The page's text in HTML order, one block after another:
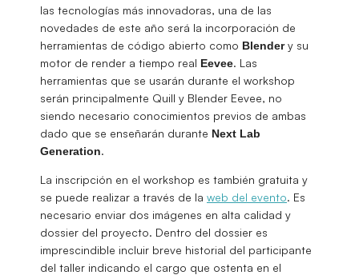
las tecnologías más innovadoras, una de las
novedades de este año será la incorporación de
herramientas de código abierto como Blendery su
motor de render a tiempo real Eevee. Las
herramientas que se usarán durante el workshop
serán principalmente Quill y Blender Eevee, no
siendo necesario conocimientos previos de ambas
dado que se enseñarán durante Next Lab
Generation.
La inscripción en el workshop es también gratuita y
se puede realizar a través de la web del evento. Es
necesario enviar dos imágenes en alta calidad y
dossier del proyecto. Dentro del dossier es
imprescindible incluir breve historial del participante
del taller indicando el cargo que ostenta en el